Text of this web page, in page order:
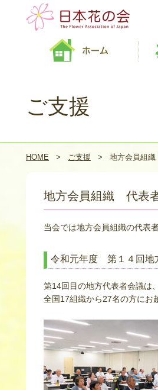
ご支援
HOME > ご支援 > 地方会員組
地方会員組織 代表
当会では地方会員組織の代表
令和元年度 第１４回地
第14回目の地方代表者会議は
全国17組織から27名の方にお